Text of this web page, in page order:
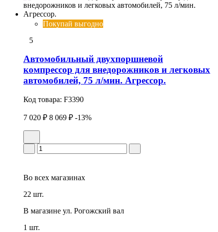
Покупай выгодно
5
Автомобильный двухпоршневой
компрессор для внедорожников и легковых
автомобилей, 75 л/мин. Агрессор.
Код товара: F3390
7 020 ₽ 8 069 ₽ -13%
Во всех магазинах
22 шт.
В магазине ул. Рогожский вал
1 шт.